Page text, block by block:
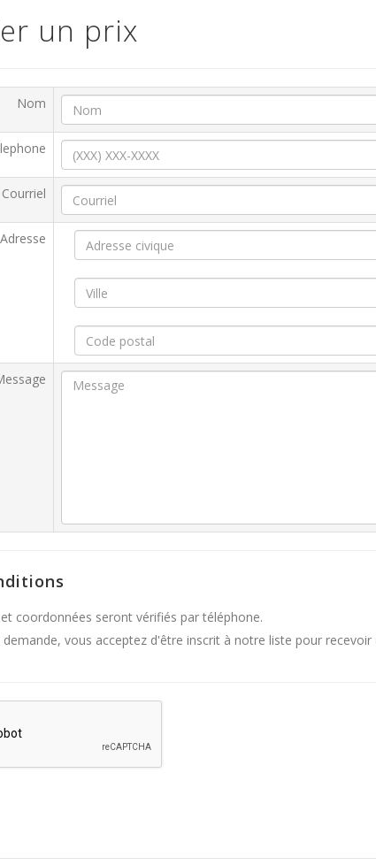
un prix
Nom
Courriel
Adresse
coordonnées seront vérifiés par téléphone.
vous acceptez d'être inscrit à notre liste pour